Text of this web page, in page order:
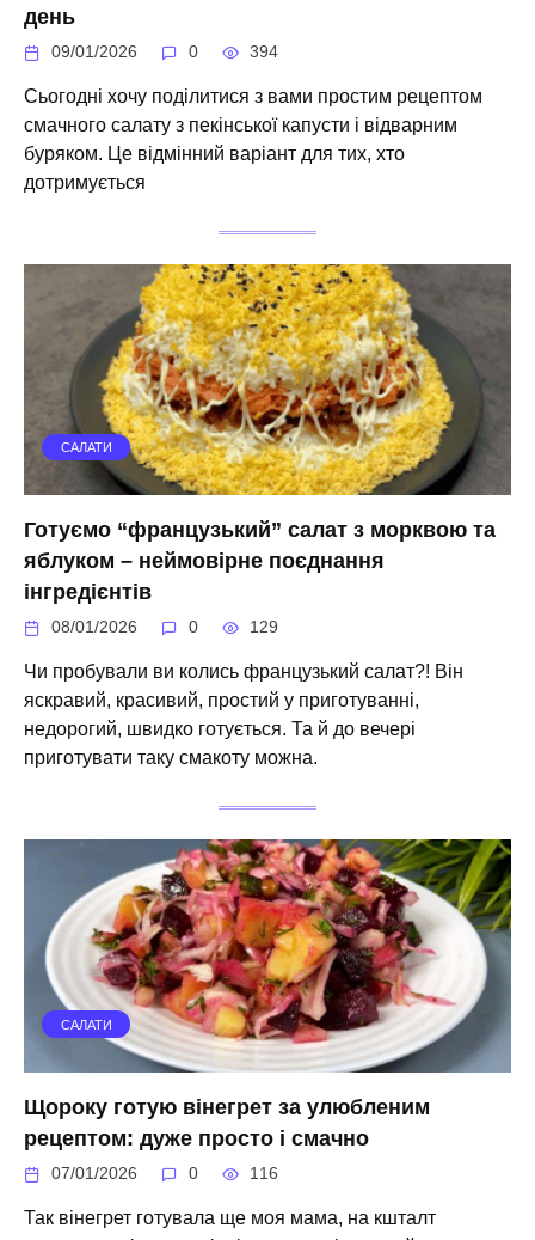
день
09/01/2026 0 394
Сьогодні хочу поділитися з вами простим рецептом
смачного салату з пекінської капусти і відварним
буряком. Це відмінний варіант для тих, хто
дотримується
САЛАТИ
Готуємо “французький” салат з морквою та
яблуком – неймовірне поєднання
інгредієнтів
08/01/2026 0 129
Чи пробували ви колись французький салат?! Він
яскравий, красивий, простий у приготуванні,
недорогий, швидко готується. Та й до вечері
приготувати таку смакоту можна.
САЛАТИ
Щороку готую вінегрет за улюбленим
рецептом: дуже просто і смачно
07/01/2026 0 116
Так вінегрет готувала ще моя мама, на кшталт